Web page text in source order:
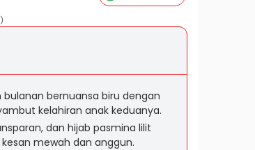
bernuansa biru dengan
kelahiran anak keduanya.
dan hijab pasmina lilit
mewah dan anggun.